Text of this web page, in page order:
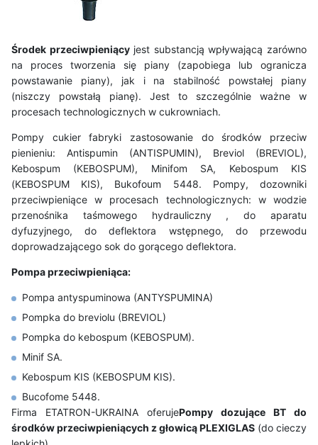
Środek przeciwpieniącyjest substancją wpływającą zarówno
na proces tworzenia się piany (zapobiega lub ogranicza
powstawanie piany), jak i na stabilność powstałej piany
(niszczy powstałą pianę). Jest to szczególnie ważne w
procesach technologicznych w cukrowniach.
Pompy cukier fabryki zastosowanie do środków przeciw
pienieniu: Antispumin (ANTISPUMIN), Breviol (BREVIOL),
Kebospum (KEBOSPUM), Minifom SA, Kebospum KIS
(KEBOSPUM KIS), Bukofoum 5448. Pompy, dozowniki
przeciwpieniące w procesach technologicznych: w wodzie
przenośnika taśmowego hydrauliczny , do aparatu
dyfuzyjnego, do deflektora wstępnego, do przewodu
doprowadzającego sok do gorącego deflektora.
Pompa przeciwpieniąca:
Pompa antyspuminowa (ANTYSPUMINA)
Pompka do breviolu (BREVIOL)
Pompka do kebospum (KEBOSPUM).
Minif SA.
Kebospum KIS (KEBOSPUM KIS).
Bucofome 5448.
Firma ETATRON-UKRAINA oferujePompy dozujące BT do
środków przeciwpieniących z głowicą PLEXIGLAS (do cieczy